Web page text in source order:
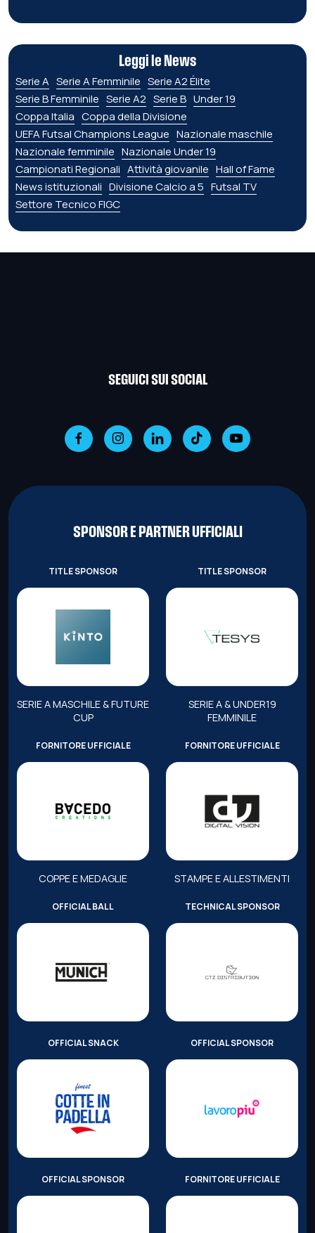
Leggi le News
Serie A Serie A Femminile Serie A2 Élite
Serie B Femminile Serie A2 Serie B Under 19
Coppa Italia Coppa della Divisione
UEFA Futsal Champions League Nazionale maschile
Nazionale femminile Nazionale Under 19
Campionati Regionali Attività giovanile Hall of Fame
News istituzionali Divisione Calcio a 5 Futsal TV
Settore Tecnico FIGC
SEGUICI SUI SOCIAL
SPONSOR E PARTNER UFFICIALI
TITLE SPONSOR
SERIE A MASCHILE & FUTURE
CUP
TITLE SPONSOR
SERIE A & UNDER19
FEMMINILE
FORNITORE UFFICIALE
COPPE E MEDAGLIE
FORNITORE UFFICIALE
STAMPE E ALLESTIMENTI
OFFICIAL BALL TECHNICAL SPONSOR
OFFICIAL SNACK OFFICIAL SPONSOR
OFFICIAL SPONSOR FORNITORE UFFICIALE